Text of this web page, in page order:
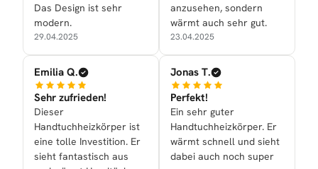
Das Design ist sehr
modern.
29.04.2025
Emilia Q.
Sehr zufrieden!
Dieser
Handtuchheizkörper ist
eine tolle Investition. Er
sieht fantastisch aus
anzusehen, sondern
wärmt auch sehr gut.
23.04.2025
Jonas T.
Perfekt!
Ein sehr guter
Handtuchheizkörper. Er
wärmt schnell und sieht
dabei auch noch super